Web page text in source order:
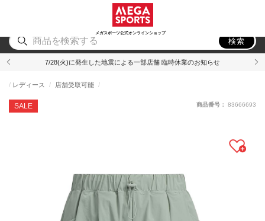
メガスポーツ公式オンラインショップ
アウトドア
検索
7/28(火)に発生した地震による一部店舗 臨時休業のお知らせ
SALE
レディース 店舗受取可能
商品番号： 83666693